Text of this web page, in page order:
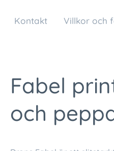
Kontakt Villkor och
Fabel
och